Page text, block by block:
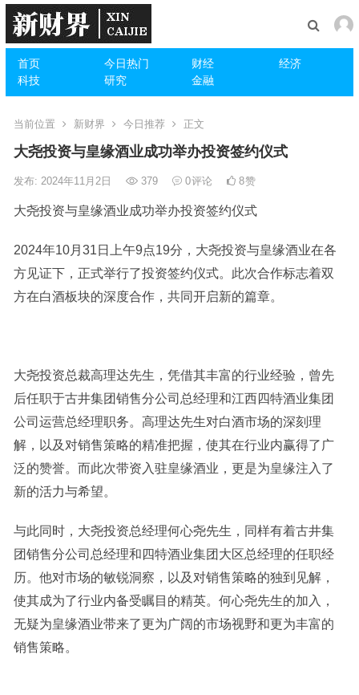
首页 今日热门 财经
经济
科技
研究 金融
当前位置 新财界 今日推荐 正文
大尧投资与皇缘酒业成功举办投资签约仪式
发布: 2024年11月2日 379 0评论 8赞
大尧投资与皇缘酒业成功举办投资签约仪式
2024年10月31日上午9点19分，大尧投资与皇缘酒业在各
方见证下，正式举行了投资签约仪式。此次合作标志着双
方在白酒板块的深度合作，共同开启新的篇章。
大尧投资总裁高理达先生，凭借其丰富的行业经验，曾先
后任职于古井集团销售分公司总经理和江西四特酒业集团
公司运营总经理职务。高理达先生对白酒市场的深刻理
解，以及对销售策略的精准把握，使其在行业内赢得了广
泛的赞誉。而此次带资入驻皇缘酒业，更是为皇缘注入了
新的活力与希望。
与此同时，大尧投资总经理何心尧先生，同样有着古井集
团销售分公司总经理和四特酒业集团大区总经理的任职经
历。他对市场的敏锐洞察，以及对销售策略的独到见解，
使其成为了行业内备受瞩目的精英。何心尧先生的加入，
无疑为皇缘酒业带来了更为广阔的市场视野和更为丰富的
销售策略。